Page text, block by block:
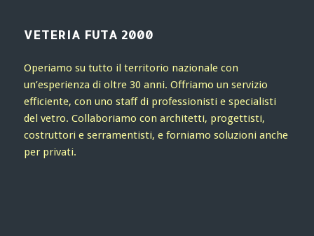
VETERIA FUTA 2000
Operiamo su tutto il territorio nazionale con
un’esperienza di oltre 30 anni. Offriamo un servizio
efficiente, con uno staff di professionisti e specialisti
del vetro. Collaboriamo con architetti, progettisti,
costruttori e serramentisti, e forniamo soluzioni anche
per privati.